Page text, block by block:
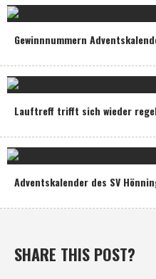
Gewinnnummern
Lauftreff trifft sich wieder
Adventskalender des SV
SHARE THIS POST?